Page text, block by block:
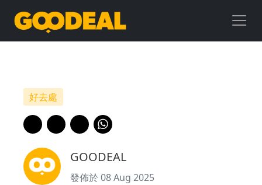
人
寵
好去處
GOODEAL
發佈於 08 Aug 2025